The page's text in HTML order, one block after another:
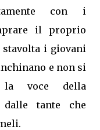
con i
il proprio
i giovani
e non si
la voce della
dalle tante che